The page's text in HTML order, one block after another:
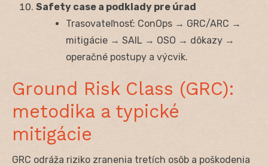
Safety case a podklady pre úrad
Trasovateľnosť: ConOps → GRC/ARC →
mitigácie → SAIL → OSO → dôkazy →
operačné postupy a výcvik.
Ground Risk Class (GRC):
metodika a typické
mitigácie
GRC odráža riziko zranenia tretích osôb a poškodenia